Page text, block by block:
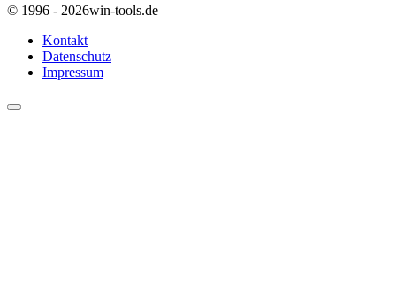
© 1996 - 2026win-tools.de
Kontakt
Datenschutz
Impressum